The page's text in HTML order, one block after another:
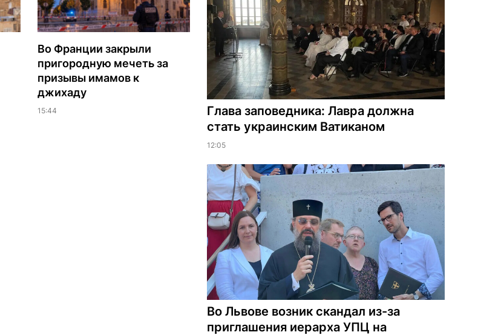
Во Франции закрыли
пригородную мечеть за
призывы имамов к
джихаду
15:44
Глава заповедника: Лавра должна
стать украинским Ватиканом
12:05
Во Львове возник скандал из-за
приглашения иерарха УПЦ на